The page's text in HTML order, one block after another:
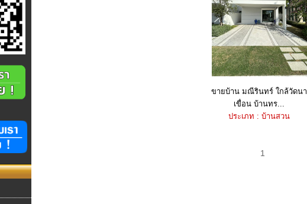
ขายบ้าน มณีรินทร์ ใกล้วัดนา
เขื่อน บ้านทร...
ประเภท : บ้านสวน
1